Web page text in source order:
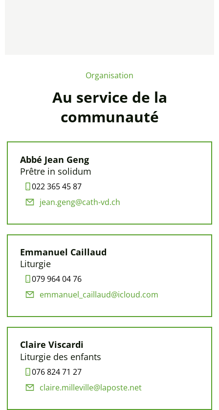
Organisation
Au service de la
communauté
Abbé Jean Geng
Prêtre in solidum
022 365 45 87
jean.geng@cath-vd.ch
Emmanuel Caillaud
Liturgie
079 964 04 76
emmanuel_caillaud@icloud.com
Claire Viscardi
Liturgie des enfants
076 824 71 27
claire.milleville@laposte.net